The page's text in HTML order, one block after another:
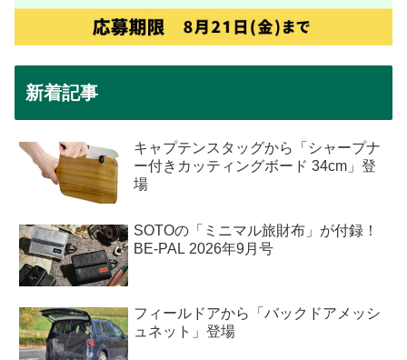
新着記事
キャプテンスタッグから「シャープナ
ー付きカッティングボード 34cm」登
場
SOTOの「ミニマル旅財布」が付録！
BE-PAL 2026年9月号
フィールドアから「バックドアメッシ
ュネット」登場